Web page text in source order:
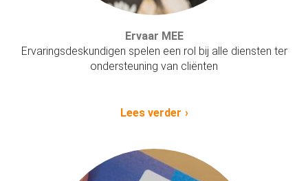
Ervaar MEE
Ervaringsdeskundigen spelen een rol bij alle diensten ter
ondersteuning van cliënten
Lees verder